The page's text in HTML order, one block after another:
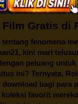
seru yang
Gratis di
tentang fenomena
, kini mari
peluang
ini? Ternyata,
bagi para
favorit